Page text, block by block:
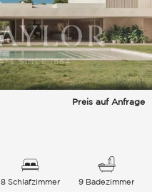
Preis auf Anfrage
8 Schlafzimmer 9 Badezimmer